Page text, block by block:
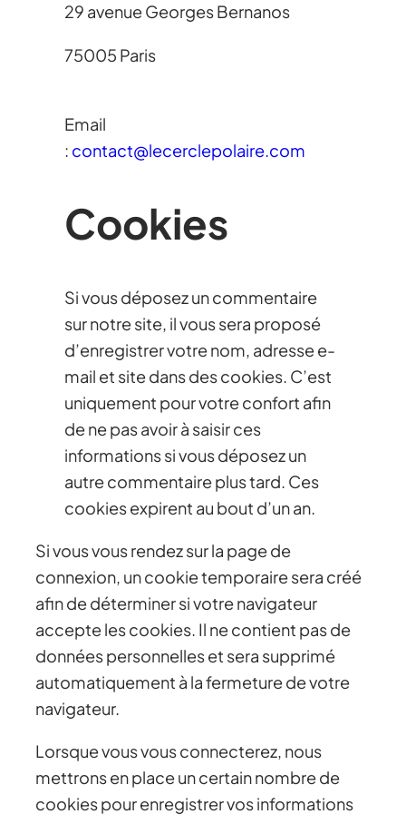
29 avenue Georges Bernanos
75005 Paris
Email
: contact@lecerclepolaire.com
Cookies
Si vous déposez un commentaire
sur notre site, il vous sera proposé
d’enregistrer votre nom, adresse e-
mail et site dans des cookies. C’est
uniquement pour votre confort afin
de ne pas avoir à saisir ces
informations si vous déposez un
autre commentaire plus tard. Ces
cookies expirent au bout d’un an.
Si vous vous rendez sur la page de
connexion, un cookie temporaire sera créé
afin de déterminer si votre navigateur
accepte les cookies. Il ne contient pas de
données personnelles et sera supprimé
automatiquement à la fermeture de votre
navigateur.
Lorsque vous vous connecterez, nous
mettrons en place un certain nombre de
cookies pour enregistrer vos informations